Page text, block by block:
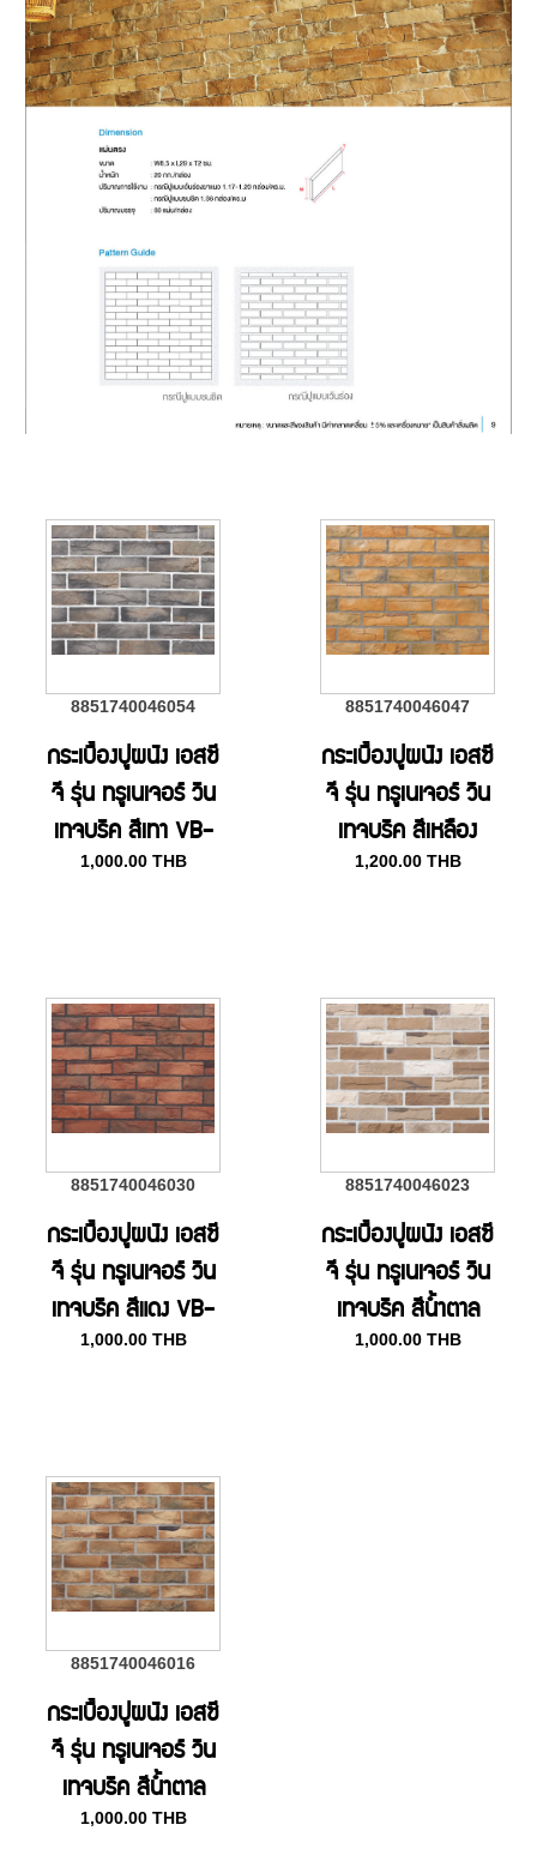
8851740046054
กระเบื้องปูผนัง เอสซี
จี รุ่น ทรูเนเจอร์ วิน
เทจบริค สีเทา VB-
4106
1,000.00 THB
8851740046047
กระเบื้องปูผนัง เอสซี
จี รุ่น ทรูเนเจอร์ วิน
เทจบริค สีเหลือง
VB-4105
1,200.00 THB
8851740046030
กระเบื้องปูผนัง เอสซี
จี รุ่น ทรูเนเจอร์ วิน
เทจบริค สีแดง VB-
4103
1,000.00 THB
8851740046023
กระเบื้องปูผนัง เอสซี
จี รุ่น ทรูเนเจอร์ วิน
เทจบริค สีน้ำตาล
อ่อน VB-4102
1,000.00 THB
8851740046016
กระเบื้องปูผนัง เอสซี
จี รุ่น ทรูเนเจอร์ วิน
เทจบริค สีน้ำตาล
VB-4101
1,000.00 THB